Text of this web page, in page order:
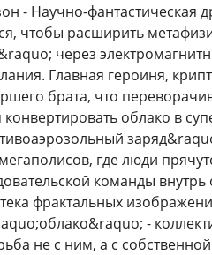
- Научно-
чтобы расширить
через
Главная героиня,
брата, что
облако в
где люди
команды
фрактальных
-
не с ним, а с